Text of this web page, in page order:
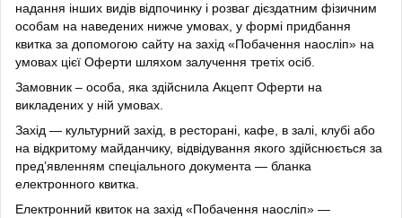
надання інших видів відпочинку і розваг дієздатним фізичним
особам на наведених нижче умовах, у формі придбання
квитка за допомогою сайту на захід «Побачення наосліп» на
умовах цієї Оферти шляхом залучення третіх осіб.
Замовник – особа, яка здійснила Акцепт Оферти на
викладених у ній умовах.
Захід — культурний захід, в ресторані, кафе, в залі, клубі або
на відкритому майданчику, відвідування якого здійснюється за
пред’явленням спеціального документа — бланка
електронного квитка.
Електронний квиток на захід «Побачення наосліп» —